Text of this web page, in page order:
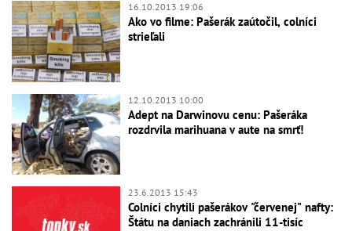
16.10.2013 19:06
Ako vo filme: Pašerák zaútočil, colníci
strieľali
12.10.2013 10:00
Adept na Darwinovu cenu: Pašeráka
rozdrvila marihuana v aute na smrť!
23.6.2013 15:43
Colníci chytili pašerákov "červenej" nafty:
Štátu na daniach zachránili 11-tisíc